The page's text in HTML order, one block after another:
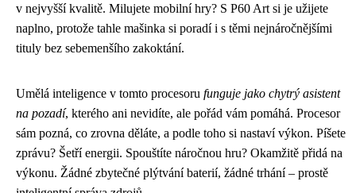
v nejvyšší kvalitě. Milujete mobilní hry? S P60 Art si je užijete
naplno, protože tahle mašinka si poradí i s těmi nejnáročnějšími
tituly bez sebemenšího zakoktání.
Umělá inteligence v tomto procesoru funguje jako chytrý asistent
na pozadí, kterého ani nevidíte, ale pořád vám pomáhá. Procesor
sám pozná, co zrovna děláte, a podle toho si nastaví výkon. Píšete
zprávu? Šetří energii. Spouštíte náročnou hru? Okamžitě přidá na
výkonu. Žádné zbytečné plýtvání baterií, žádné trhání – prostě